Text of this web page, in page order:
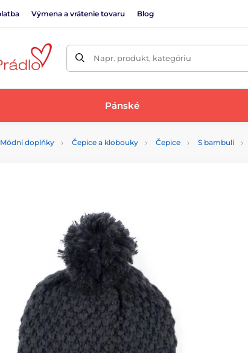
Výmena a vrátenie tovaru Blog
Napr. produkt, kategóriu
Pánské
Módní doplňky Čepice a klobouky Čepice S bambulí